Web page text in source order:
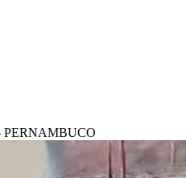
PERNAMBUCO